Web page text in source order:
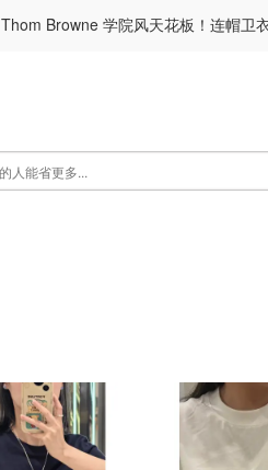
Thom Browne 学院风天花板！连帽卫